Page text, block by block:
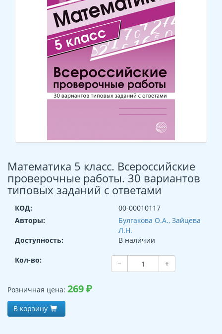
Математика 5 класс. Всероссийские
проверочные работы. 30 вариантов
типовых заданий с ответами
КОД:
00-00010117
Авторы:
Булгакова О.А., Зайцева
Л.Н.
Доступность:
В наличии
Кол-во: − +
Розничная цена: 269₽
В корзину